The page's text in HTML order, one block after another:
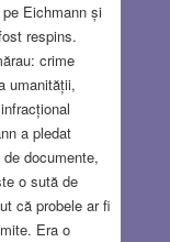
Eichmann și
respins.
crime
umanității,
a pledat
documente,
o sută de
că probele ar fi
Era o